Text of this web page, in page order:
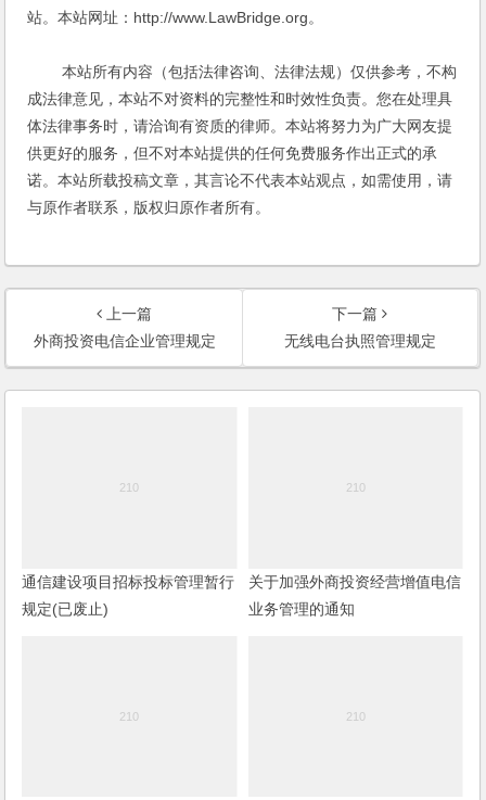
站。本站网址：http://www.LawBridge.org。
本站所有内容（包括法律咨询、法律法规）仅供参考，不构
成法律意见，本站不对资料的完整性和时效性负责。您在处理具
体法律事务时，请洽询有资质的律师。本站将努力为广大网友提
供更好的服务，但不对本站提供的任何免费服务作出正式的承
诺。本站所载投稿文章，其言论不代表本站观点，如需使用，请
与原作者联系，版权归原作者所有。
上一篇
外商投资电信企业管理规定
下一篇
无线电台执照管理规定
通信建设项目招标投标管理暂行
规定(已废止)
关于加强外商投资经营增值电信
业务管理的通知